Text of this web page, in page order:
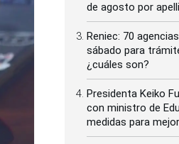
de agosto por
Reniec: 70
sábado para
¿cuáles son?
Presidenta Keiko
con ministro de
medidas para